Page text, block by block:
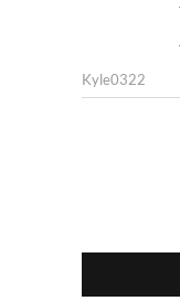
Kyle0322